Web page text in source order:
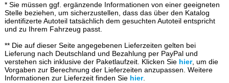
* Sie müssen ggf. ergänzende Informationen von einer geeigneten
Stelle beziehen, um sicherzustellen, dass das über den Katalog
identifizerte Autoteil tatsächlich dem gesuchten Autoteil entspricht
und zu Ihrem Fahrzeug passt.
** Die auf dieser Seite angegebenen Lieferzeiten gelten bei
Lieferung nach Deutschland und Bezahlung per PayPal und
verstehen sich inklusive der Paketlaufzeit. Klicken Sie hier, um die
Vorgaben zur Berechnung der Lieferzeiten anzupassen. Weitere
Informationen zur Lieferzeit finden Sie hier.